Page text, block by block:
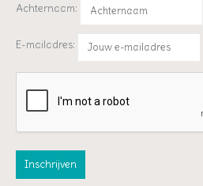
Achternaam:
E-mailadres: